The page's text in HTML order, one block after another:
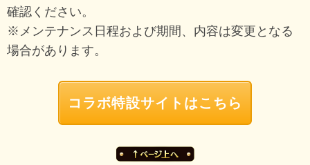
確認ください。
※メンテナンス日程および期間、内容は変更となる
場合があります。
コラボ特設サイトはこちら